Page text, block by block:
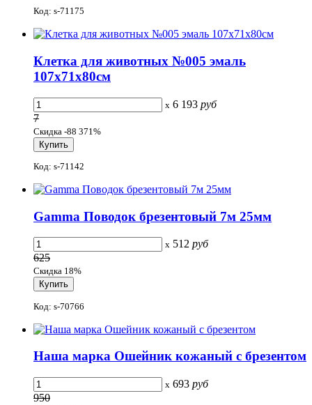
Код: s-71175
Клетка для животных №005 эмаль
107x71x80см
x 6 193 руб
7
Скидка -88 371%
Код: s-71142
Gamma Поводок брезентовый 7м 25мм
x 512 руб
625
Скидка 18%
Код: s-70766
Наша марка Ошейник кожаный с брезентом
x 693 руб
950